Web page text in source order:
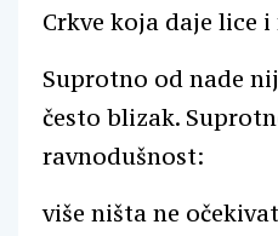
Crkve koja daje lice
Suprotno od nade
često blizak.
ravnodušnost:
više ništa ne